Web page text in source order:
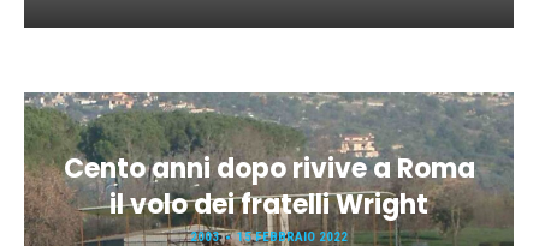
Cento anni dopo rivive a Roma
il volo dei fratelli Wright
2003 15 FEBBRAIO 2022